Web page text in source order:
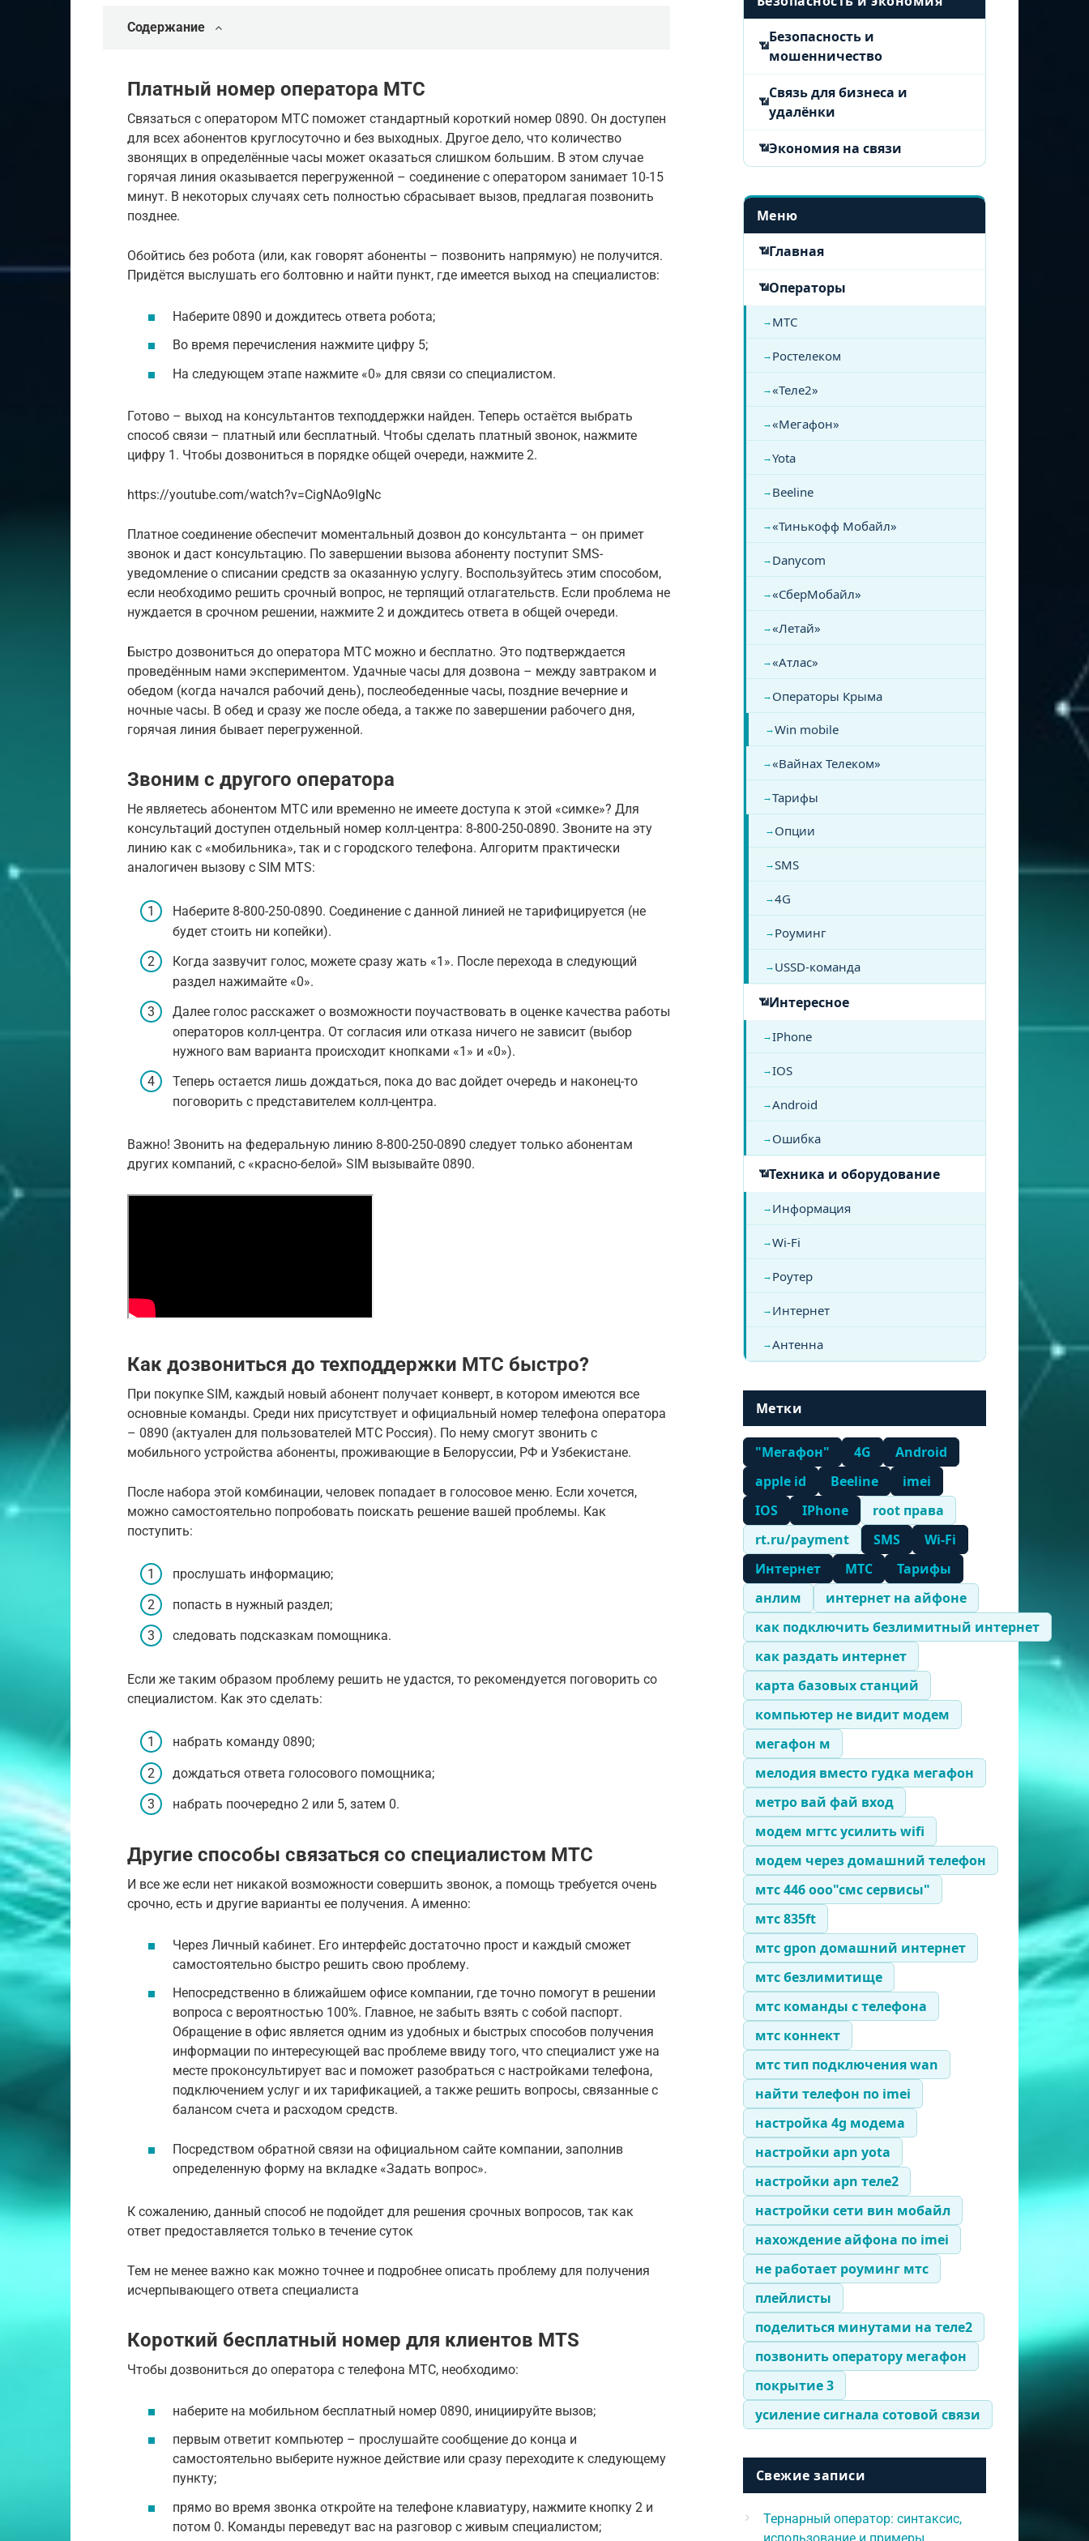
Содержание
Платный номер оператора МТС
Связаться с оператором МТС поможет стандартный короткий номер 0890. Он доступен
для всех абонентов круглосуточно и без выходных. Другое дело, что количество
звонящих в определённые часы может оказаться слишком большим. В этом случае
горячая линия оказывается перегруженной – соединение с оператором занимает 10-15
минут. В некоторых случаях сеть полностью сбрасывает вызов, предлагая позвонить
позднее.
Обойтись без робота (или, как говорят абоненты – позвонить напрямую) не получится.
Придётся выслушать его болтовню и найти пункт, где имеется выход на специалистов:
Наберите 0890 и дождитесь ответа робота;
Во время перечисления нажмите цифру 5;
На следующем этапе нажмите «0» для связи со специалистом.
Готово – выход на консультантов техподдержки найден. Теперь остаётся выбрать
способ связи – платный или бесплатный. Чтобы сделать платный звонок, нажмите
цифру 1. Чтобы дозвониться в порядке общей очереди, нажмите 2.
https://youtube.com/watch?v=CigNAo9IgNc
Платное соединение обеспечит моментальный дозвон до консультанта – он примет
звонок и даст консультацию. По завершении вызова абоненту поступит SMS-
уведомление о списании средств за оказанную услугу. Воспользуйтесь этим способом,
если необходимо решить срочный вопрос, не терпящий отлагательств. Если проблема не
нуждается в срочном решении, нажмите 2 и дождитесь ответа в общей очереди.
Быстро дозвониться до оператора МТС можно и бесплатно. Это подтверждается
проведённым нами экспериментом. Удачные часы для дозвона – между завтраком и
обедом (когда начался рабочий день), послеобеденные часы, поздние вечерние и
ночные часы. В обед и сразу же после обеда, а также по завершении рабочего дня,
горячая линия бывает перегруженной.
Звоним с другого оператора
Не являетесь абонентом МТС или временно не имеете доступа к этой «симке»? Для
консультаций доступен отдельный номер колл-центра: 8-800-250-0890. Звоните на эту
линию как с «мобильника», так и с городского телефона. Алгоритм практически
аналогичен вызову с SIM MTS:
Наберите 8-800-250-0890. Соединение с данной линией не тарифицируется (не
будет стоить ни копейки).
Когда зазвучит голос, можете сразу жать «1». После перехода в следующий
раздел нажимайте «0».
Далее голос расскажет о возможности поучаствовать в оценке качества работы
операторов колл-центра. От согласия или отказа ничего не зависит (выбор
нужного вам варианта происходит кнопками «1» и «0»).
Теперь остается лишь дождаться, пока до вас дойдет очередь и наконец-то
поговорить с представителем колл-центра.
Важно! Звонить на федеральную линию 8-800-250-0890 следует только абонентам
других компаний, с «красно-белой» SIM вызывайте 0890.
Как дозвониться до техподдержки МТС быстро?
При покупке SIM, каждый новый абонент получает конверт, в котором имеются все
основные команды. Среди них присутствует и официальный номер телефона оператора
– 0890 (актуален для пользователей МТС Россия). По нему смогут звонить с
мобильного устройства абоненты, проживающие в Белоруссии, РФ и Узбекистане.
После набора этой комбинации, человек попадает в голосовое меню. Если хочется,
можно самостоятельно попробовать поискать решение вашей проблемы. Как
поступить:
прослушать информацию;
попасть в нужный раздел;
следовать подсказкам помощника.
Если же таким образом проблему решить не удастся, то рекомендуется поговорить со
специалистом. Как это сделать:
набрать команду 0890;
дождаться ответа голосового помощника;
набрать поочередно 2 или 5, затем 0.
Другие способы связаться со специалистом МТС
И все же если нет никакой возможности совершить звонок, а помощь требуется очень
срочно, есть и другие варианты ее получения. А именно:
Через Личный кабинет. Его интерфейс достаточно прост и каждый сможет
самостоятельно быстро решить свою проблему.
Непосредственно в ближайшем офисе компании, где точно помогут в решении
вопроса с вероятностью 100%. Главное, не забыть взять с собой паспорт.
Обращение в офис является одним из удобных и быстрых способов получения
информации по интересующей вас проблеме ввиду того, что специалист уже на
месте проконсультирует вас и поможет разобраться с настройками телефона,
подключением услуг и их тарификацией, а также решить вопросы, связанные с
балансом счета и расходом средств.
Посредством обратной связи на официальном сайте компании, заполнив
определенную форму на вкладке «Задать вопрос».
К сожалению, данный способ не подойдет для решения срочных вопросов, так как
ответ предоставляется только в течение суток
Тем не менее важно как можно точнее и подробнее описать проблему для получения
исчерпывающего ответа специалиста
Короткий бесплатный номер для клиентов MTS
Чтобы дозвониться до оператора с телефона МТС, необходимо:
наберите на мобильном бесплатный номер 0890, инициируйте вызов;
первым ответит компьютер – прослушайте сообщение до конца и
самостоятельно выберите нужное действие или сразу переходите к следующему
пункту;
прямо во время звонка откройте на телефоне клавиатуру, нажмите кнопку 2 и
потом 0. Команды переведут вас на разговор с живым специалистом;
Безопасность и
мошенничество
Связь для бизнеса и
удалёнки
Экономия на связи
Меню
Главная
Операторы
МТС
Ростелеком
«Теле2»
«Мегафон»
Yota
Beeline
«Тинькофф Мобайл»
Danycom
«СберМобайл»
«Летай»
«Атлас»
Операторы Крыма
Win mobile
«Вайнах Телеком»
Тарифы
Опции
SMS
4G
Роуминг
USSD-команда
Интересное
IPhone
IOS
Android
Ошибка
Техника и оборудование
Информация
Wi-Fi
Роутер
Интернет
Антенна
Метки
"Мегафон" 4G
Android
apple id
Beeline
imei
IOS
IPhone
root права
rt.ru/payment
SMS
Wi-Fi
Интернет
МТС
Тарифы
анлим
интернет на айфоне
как подключить безлимитный интернет
как раздать интернет
карта базовых станций
компьютер не видит модем
мегафон м
мелодия вместо гудка мегафон
метро вай фай вход
модем мгтс усилить wifi
модем через домашний телефон
мтс 446 ооо"смс сервисы"
мтс 835ft
мтс gpon домашний интернет
мтс безлимитище
мтс команды с телефона
мтс коннект
мтс тип подключения wan
найти телефон по imei
настройка 4g модема
настройки apn yota
настройки apn теле2
настройки сети вин мобайл
нахождение айфона по imei
не работает роуминг мтс
плейлисты
поделиться минутами на теле2
позвонить оператору мегафон
покрытие 3
усиление сигнала сотовой связи
Свежие записи
Тернарный оператор: синтаксис,